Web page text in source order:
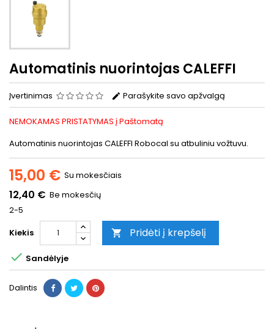
Automatinis nuorintojas CALEFFI
Įvertinimas Parašykite savo apžvalgą
NEMOKAMAS PRISTATYMAS į Paštomatą
Automatinis nuorintojas CALEFFI Robocal su atbuliniu vožtuvu.
15,00 € Su mokesčiais
12,40 € Be mokesčių
2-5
Kiekis
 Pridėti į krepšelį
 Sandėlyje
Dalintis